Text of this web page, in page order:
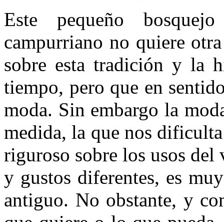
Este pequeño
campurriano no quiere
sobre esta tradición y la
tiempo, pero que en
moda. Sin embargo la
medida, la que nos
riguroso sobre los usos del
y gustos diferentes, es
antiguo. No obstante, y